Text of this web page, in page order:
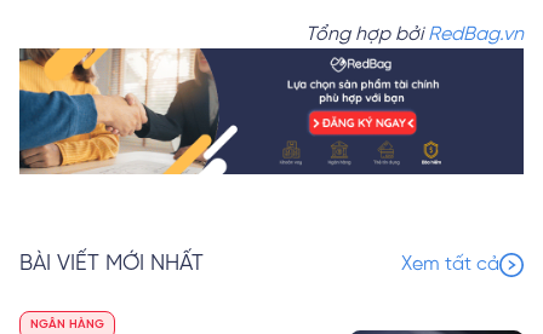
Tổng hợp bởiRedBag.vn
BÀI VIẾT MỚI NHẤT Xem tất cả
NGÂN HÀNG